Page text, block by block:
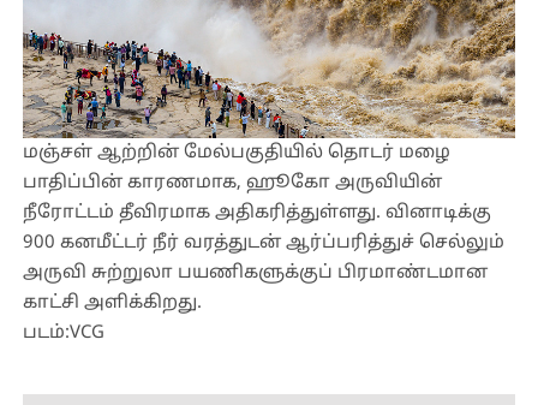
மஞ்சள் ஆற்றின் மேல்பகுதியில் தொடர் மழை
பாதிப்பின் காரணமாக, ஹூகோ அருவியின்
நீரோட்டம் தீவிரமாக அதிகரித்துள்ளது. வினாடிக்கு
900 கனமீட்டர் நீர் வரத்துடன் ஆர்ப்பரித்துச் செல்லும்
அருவி சுற்றுலா பயணிகளுக்குப் பிரமாண்டமான
காட்சி அளிக்கிறது.
படம்:VCG